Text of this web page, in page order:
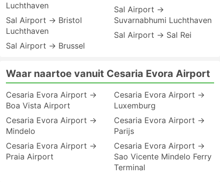
Luchthaven
Sal Airport → Bristol
Luchthaven
Sal Airport → Brussel
Sal Airport →
Suvarnabhumi Luchthaven
Sal Airport → Sal Rei
Waar naartoe vanuit Cesaria Evora Airport
Cesaria Evora Airport →
Boa Vista Airport
Cesaria Evora Airport →
Mindelo
Cesaria Evora Airport →
Praia Airport
Cesaria Evora Airport →
Luxemburg
Cesaria Evora Airport →
Parijs
Cesaria Evora Airport →
Sao Vicente Mindelo Ferry
Terminal